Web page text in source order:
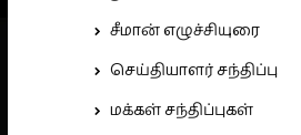
சீமான் எழுச்சியுரை
செய்தியாளர் சந்திப்பு
மக்கள் சந்திப்புகள்